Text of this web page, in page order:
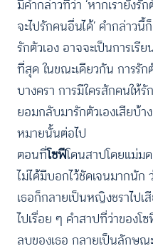
มีคำกล่าวที่ว่า ‘หากเรายังรั
จะไปรักคนอื่นได้’ คำกล่าวนี้
รักตัวเอง อาจจะเป็นการเรี
ที่สุด ในขณะเดียวกัน การรัก
บางครา การมีใครสักคนให้รั
ยอมกลับมารักตัวเองเสียบ้า
หมายนั้นต่อไป
ตอนที่โซฟีโดนสาปโดยแม่ม
ไม่ได้มีบอกไว้ชัดเจนมากนัก
เธอก็กลายเป็นหญิงชราไปเ
ไปเรื่อย ๆ คำสาปที่ว่าของ
ลบของเธอ กลายเป็นลักษณ